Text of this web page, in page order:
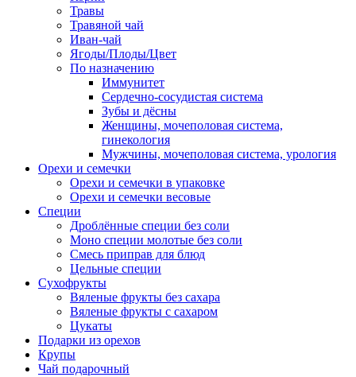
Травы
Травяной чай
Иван-чай
Ягоды/Плоды/Цвет
По назначению
Иммунитет
Сердечно-сосудистая система
Зубы и дёсны
Женщины, мочеполовая система,
гинекология
Мужчины, мочеполовая система, урология
Орехи и семечки
Орехи и семечки в упаковке
Орехи и семечки весовые
Специи
Дроблённые специи без соли
Моно специи молотые без соли
Смесь приправ для блюд
Цельные специи
Сухофрукты
Вяленые фрукты без сахара
Вяленые фрукты с сахаром
Цукаты
Подарки из орехов
Крупы
Чай подарочный